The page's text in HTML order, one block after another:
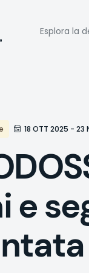
Esplora la
18 OTT 2025 - 23
e